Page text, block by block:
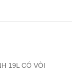
19L CÓ VÒI